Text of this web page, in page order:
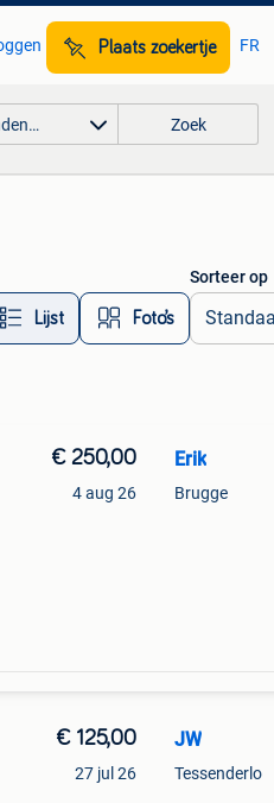
Plaats zoekertje FR
Zoek
Lijst Foto’s
Sorteer op
€ 250,00
4 aug 26
Erik
Brugge
€ 125,00
27 jul 26
JW
Tessenderlo